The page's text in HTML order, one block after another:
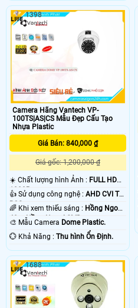
Camera Hãng Vantech VP-
100TS|AS|CS Mẫu Đẹp Cấu Tạo
Nhựa Plastic
Giá Bán: 840,000 ₫
Giá gốc: 1,200,000 ₫
☀️ Chất lượng hình Ảnh : FULL HD
1080P .
👍 Sử dụng công nghệ : AHD CVI TVI
BCS.
🌈 Khi xem thiếu sáng : Hồng Ngoại
40m Hồng Ngoại SMD.
🎨 Mẫu Camera Dome Plastic.
️💮 Khả Năng : Thu hình Ổn Định.
1398
1688